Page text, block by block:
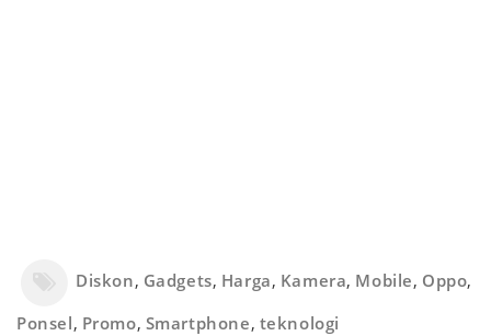
Diskon, Gadgets, Harga, Kamera, Mobile, Oppo,
Ponsel, Promo, Smartphone, teknologi